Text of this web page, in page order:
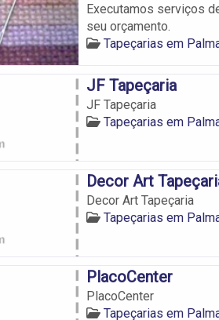
Executamos serviços
seu orçamento.
Tapeçarias em
JF Tapeçaria
JF Tapeçaria
Tapeçarias em
Decor Art
Decor Art Tapeçaria
Tapeçarias em
PlacoCenter
PlacoCenter
Tapeçarias em